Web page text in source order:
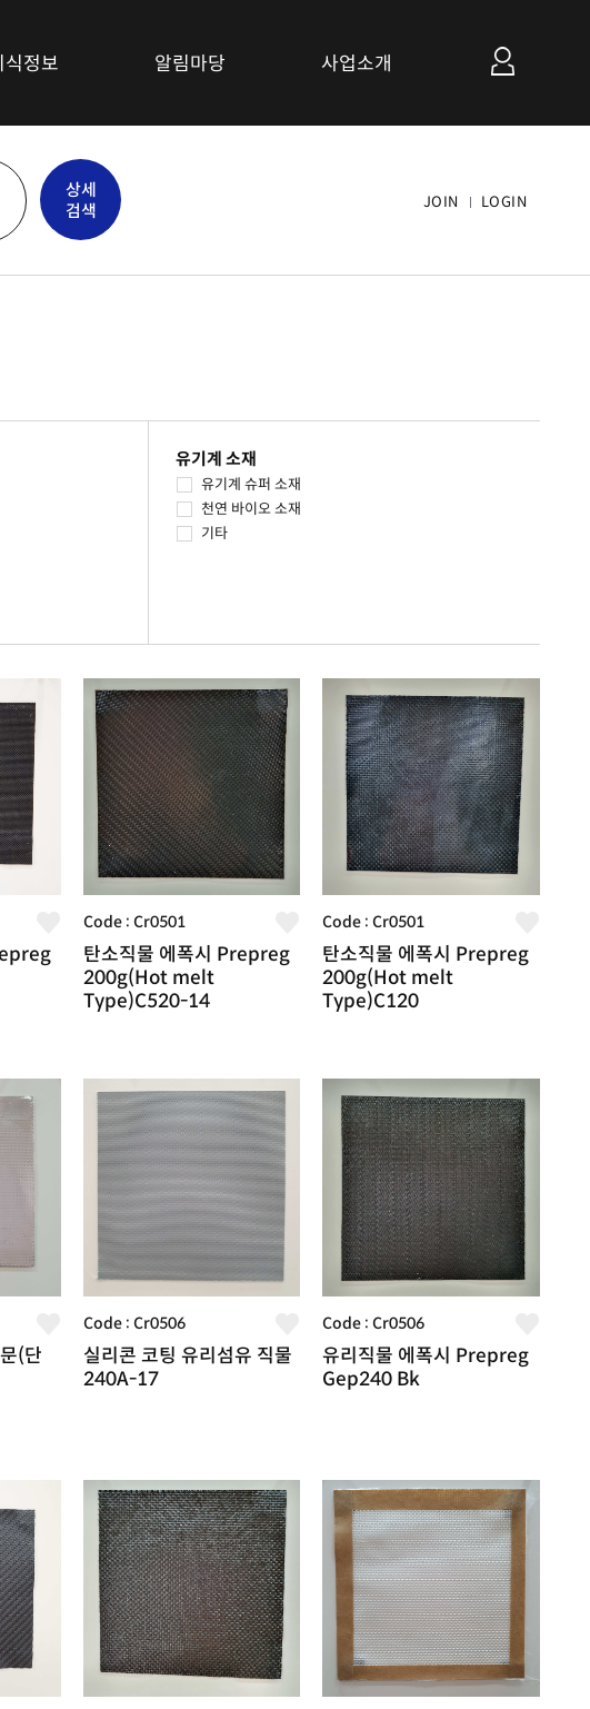
식정보
신뉴스
시장동향
허정보
보고서
알림마당 사업소개
상세
검색
JOIN LOGIN
유기계 소재
유기계 슈퍼 소재
천연 바이오 소재
기타
Code : Cr0501
탄소직물 에폭시 Prepreg
200g(Hot melt
Type)C520-14
Code : Cr0501
탄소직물 에폭시 Prepreg
200g(Hot melt
Type)C120
(단
Code : Cr0506
실리콘 코팅 유리섬유 직물
240A-17
Code : Cr0506
유리직물 에폭시 Prepreg
Gep240 Bk